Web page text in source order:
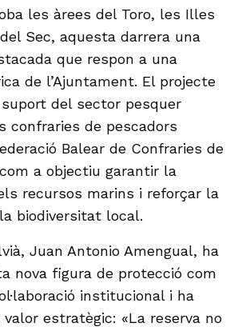
les àrees del Toro, les Illes
Sec, aquesta darrera una
que respon a una
de l’Ajuntament. El projecte
del sector pesquer
confraries de pescadors
Balear de Confraries de
a objectiu garantir la
recursos marins i reforçar la
biodiversitat local.
Juan Antonio Amengual, ha
nova figura de protecció com
institucional i ha
estratègic: «La reserva no